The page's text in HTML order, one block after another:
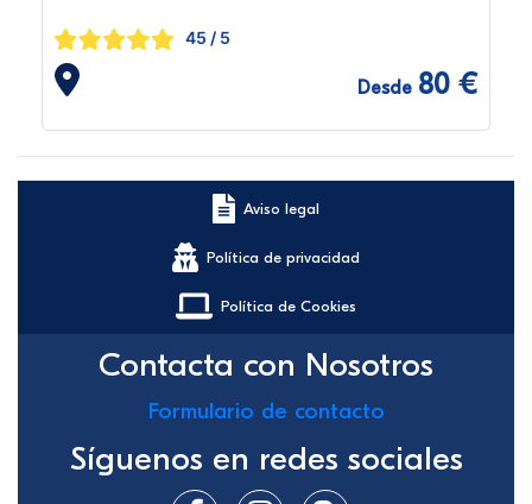
45 / 5
Desde 80 €
Aviso legal
Política de privacidad
Política de Cookies
Contacta con Nosotros
Formulario de contacto
Síguenos en redes sociales